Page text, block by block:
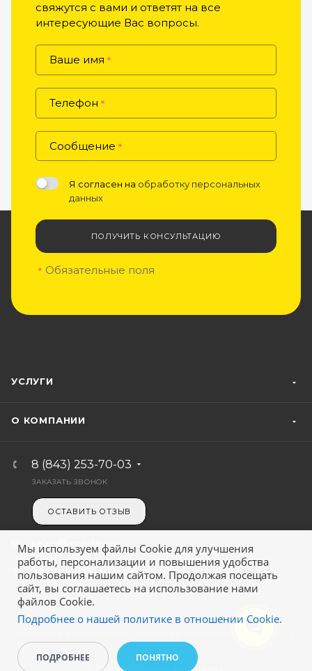
свяжутся с вами и ответят на все
интересующие Вас вопросы.
Ваше имя *
Телефон *
Сообщение *
Я согласен на обработку персональных
данных
ПОЛУЧИТЬ КОНСУЛЬТАЦИЮ
* Обязательные поля
УСЛУГИ
О КОМПАНИИ
8 (843) 253-70-03
ЗАКАЗАТЬ ЗВОНОК
ОСТАВИТЬ ОТЗЫВ
sales@xondev.ru
Казань, ул.Пр.Победы, 173
СОГЛАСИЕ НА ОБРАБОТКУ ПЕРСОНАЛЬНЫХ ДАННЫХ
© 2026 Все права защищены.
Мы используем файлы Cookie для улучшения
работы, персонализации и повышения удобства
пользования нашим сайтом. Продолжая посещать
сайт, вы соглашаетесь на использование нами
файлов Cookie.
Подробнее о нашей политике в отношении Cookie.
ПОДРОБНЕЕ ПОНЯТНО